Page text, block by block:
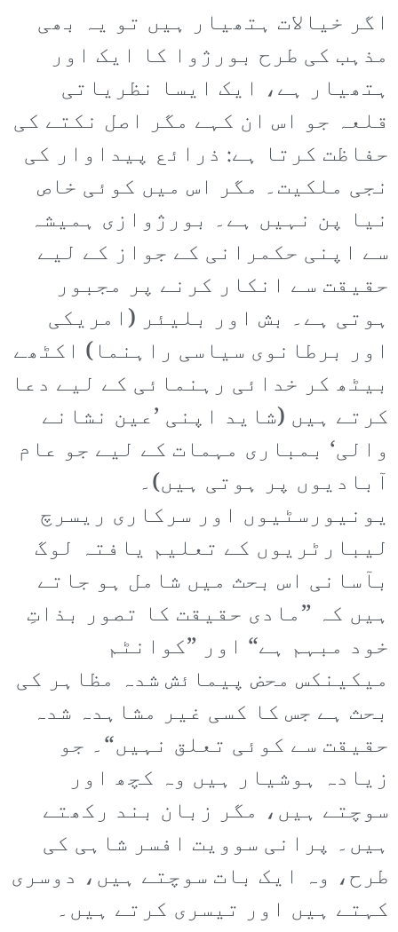
اگر خیالات ہتھیار ہیں تو یہ بھی
مذہب کی طرح بورژوا کا ایک اور
ہتھیار ہے، ایک ایسا نظریاتی
قلعہ جو اس ان کہے مگر اصل نکتے کی
حفاظت کرتا ہے: ذرائع پیداوار کی
نجی ملکیت۔ مگر اس میں کوئی خاص
نیا پن نہیں ہے۔ بورژوازی ہمیشہ
سے اپنی حکمرانی کے جواز کے لیے
حقیقت سے انکار کرنے پر مجبور
ہوتی ہے۔ بش اور بلیئر (امریکی
اور برطانوی سیاسی راہنما) اکٹھے
بیٹھ کر خدائی رہنمائی کے لیے دعا
کرتے ہیں (شاید اپنی ’عین نشانے
والی‘ بمباری مہمات کے لیے جو عام
آبادیوں پر ہوتی ہیں)۔
یونیورسٹیوں اور سرکاری ریسرچ
لیبارٹریوں کے تعلیم یافتہ لوگ
بآسانی اس بحث میں شامل ہو جاتے
ہیں کہ ”مادی حقیقت کا تصور بذاتِ
خود مبہم ہے“ اور ”کوانٹم
میکینکس محض پیمائش شدہ مظاہر کی
بحث ہے جس کا کسی غیر مشاہدہ شدہ
حقیقت سے کوئی تعلق نہیں“۔ جو
زیادہ ہوشیار ہیں وہ کچھ اور
سوچتے ہیں، مگر زبان بند رکھتے
ہیں۔ پرانی سوویت افسر شاہی کی
طرح، وہ ایک بات سوچتے ہیں، دوسری
کہتے ہیں اور تیسری کرتے ہیں۔